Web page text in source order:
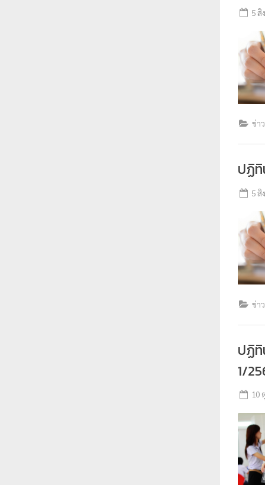
5 สิ
ข่า
ปฏิ
5 สิ
ข่า
ปฏิ
1/
10